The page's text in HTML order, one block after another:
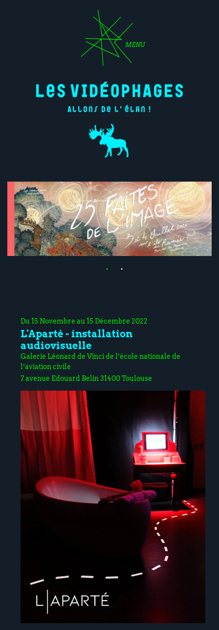
MENU
Allons de l'élan !
Du 15 Novembre au 15 Décembre 2022
L'Aparté - installation
audiovisuelle
Galerie Léonard de Vinci de l’école nationale de
l’aviation civile
7 avenue Edouard Belin 31400 Toulouse